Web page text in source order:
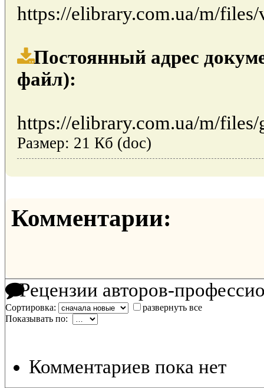
https://elibrary.com.ua/m/
Постоянный адрес
файл):
https://elibrary.com.ua/m/
Размер: 21 Кб (doc)
Комментарии:
Рецензии авторов-
Сортировка:
развернуть все
Показывать по:
Комментариев пока нет